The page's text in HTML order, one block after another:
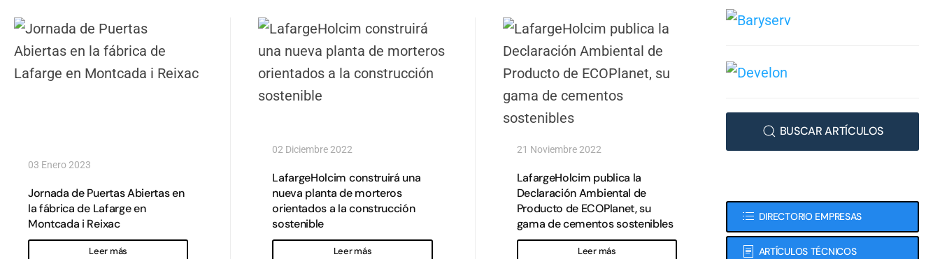
03 Enero 2023
Jornada de Puertas Abiertas en
la fábrica de Lafarge en
Montcada i Reixac
Leer más
02 Diciembre 2022
LafargeHolcim construirá una
nueva planta de morteros
orientados a la construcción
sostenible
Leer más
21 Noviembre 2022
LafargeHolcim publica la
Declaración Ambiental de
Producto de ECOPlanet, su
gama de cementos sostenibles
Leer más
BUSCAR ARTÍCULOS
DIRECTORIO EMPRESAS
ARTÍCULOS TÉCNICOS